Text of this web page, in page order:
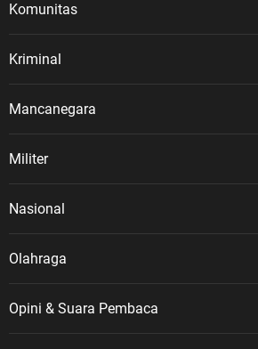
Komunitas
Kriminal
Mancanegara
Militer
Nasional
Olahraga
Opini & Suara Pembaca